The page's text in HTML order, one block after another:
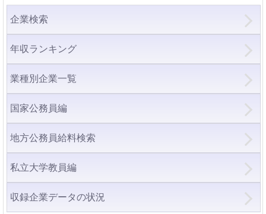
企業検索
年収ランキング
業種別企業一覧
国家公務員編
地方公務員給料検索
私立大学教員編
収録企業データの状況